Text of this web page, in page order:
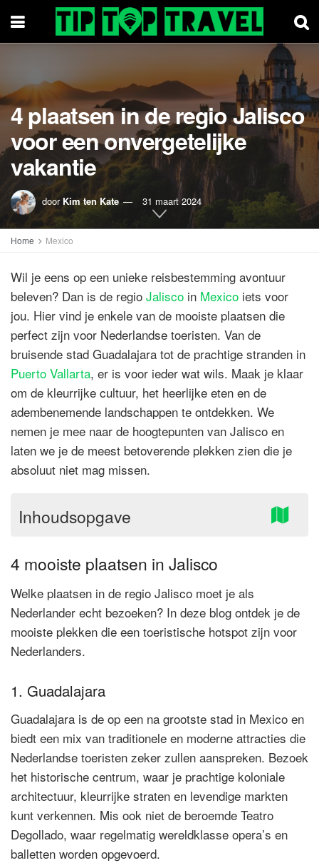
4 plaatsen in de regio Jalisco
voor een onvergetelijke
vakantie
door Kim ten Kate 31 maart 2024
Home Mexico
Wil je eens op een unieke reisbestemming avontuur
beleven? Dan is de regio Jalisco in Mexico iets voor
jou. Hier vind je enkele van de mooiste plaatsen die
perfect zijn voor Nederlandse toeristen. Van de
bruisende stad Guadalajara tot de prachtige stranden in
Puerto Vallarta, er is voor ieder wat wils. Maak je klaar
om de kleurrijke cultuur, het heerlijke eten en de
adembenemende landschappen te ontdekken. We
nemen je mee naar de hoogtepunten van Jalisco en
laten we je de meest betoverende plekken zien die je
absoluut niet mag missen.
Inhoudsopgave
4 mooiste plaatsen in Jalisco
Welke plaatsen in de regio Jalisco moet je als
Nederlander echt bezoeken? In deze blog ontdek je de
mooiste plekken die een toeristische hotspot zijn voor
Nederlanders.
1. Guadalajara
Guadalajara is de op een na grootste stad in Mexico en
biedt een mix van traditionele en moderne attracties die
Nederlandse toeristen zeker zullen aanspreken. Bezoek
het historische centrum, waar je prachtige koloniale
architectuur, kleurrijke straten en levendige markten
kunt verkennen. Mis ook niet de beroemde Teatro
Degollado, waar regelmatig wereldklasse opera’s en
balletten worden opgevoerd.